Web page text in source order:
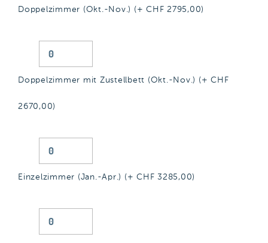
Doppelzimmer (Okt.-Nov.) (+ CHF 2795,00)
Doppelzimmer mit Zustellbett (Okt.-Nov.) (+ CHF
2670,00)
Einzelzimmer (Jan.-Apr.) (+ CHF 3285,00)